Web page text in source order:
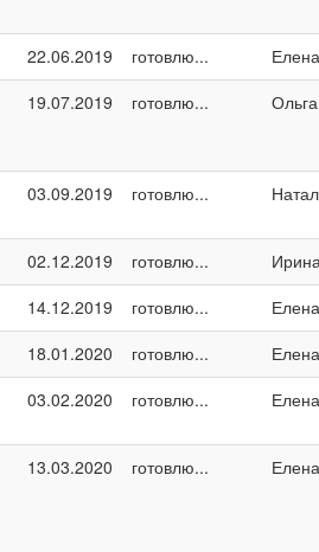
22.06.2019 готовлю...
19.07.2019 готовлю... Ольга
03.09.2019 готовлю...
02.12.2019 готовлю...
14.12.2019 готовлю...
18.01.2020 готовлю...
03.02.2020 готовлю...
13.03.2020 готовлю...